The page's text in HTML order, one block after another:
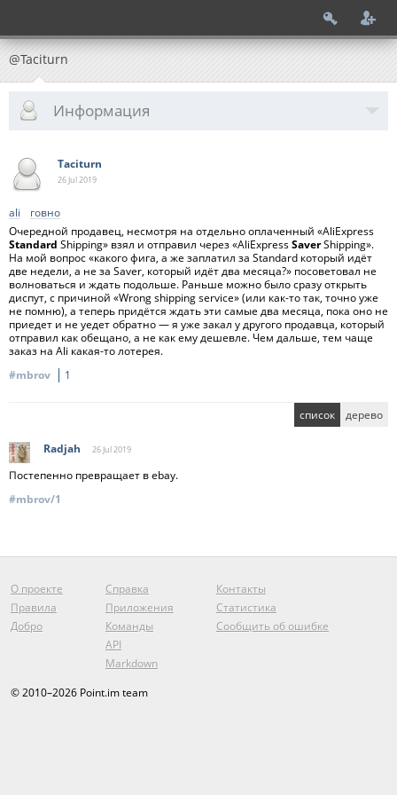
@Taciturn
Информация
Taciturn
26 Jul2019
ali
говно
Очередной продавец, несмотря на отдельно оплаченный «AliExpress
Standard Shipping» взял и отправил через «AliExpressSaverShipping».
На мой вопрос «какого фига, а же заплатил за Standard который идёт
две недели, а не за Saver, который идёт два месяца?» посоветовал не
волноваться и ждать подольше. Раньше можно было сразу открыть
диспут, с причиной «Wrong shipping service» (или как-то так, точно уже
не помню), а теперь придётся ждать эти самые два месяца, пока оно не
приедет и не уедет обратно — я уже закал у другого продавца, который
отправил как обещано, а не как ему дешевле. Чем дальше, тем чаще
заказ на Ali какая-то лотерея.
#mbrov
1
список дерево
Radjah 26 Jul2019
Постепенно превращает в ebay.
#mbrov/1
О проекте
Правила
Добро
Справка
Приложения
Команды
API
Markdown
Контакты
Статистика
Сообщить об ошибке
© 2010–2026 Point.im team